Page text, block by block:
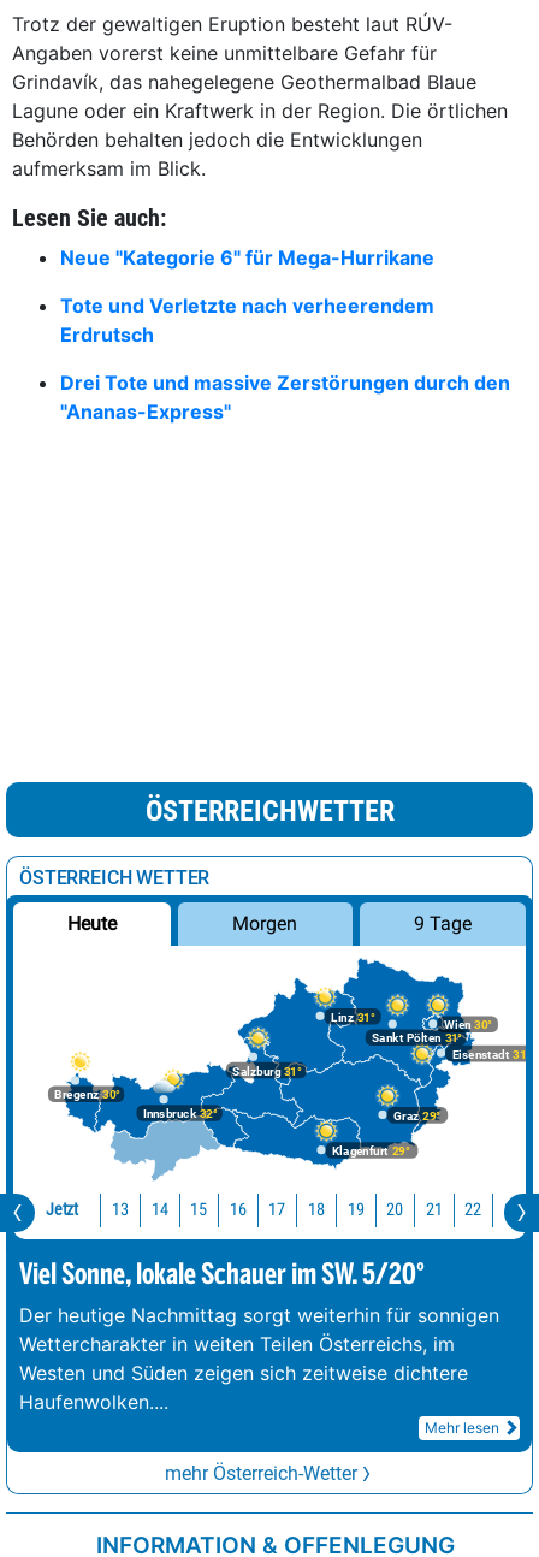
Trotz der gewaltigen Eruption besteht laut RÚV-
Angaben vorerst keine unmittelbare Gefahr für
Grindavík, das nahegelegene Geothermalbad Blaue
Lagune oder ein Kraftwerk in der Region. Die örtlichen
Behörden behalten jedoch die Entwicklungen
aufmerksam im Blick.
Lesen Sie auch:
Neue "Kategorie 6" für Mega-Hurrikane
Tote und Verletzte nach verheerendem
Erdrutsch
Drei Tote und massive Zerstörungen durch den
"Ananas-Express"
ÖSTERREICHWETTER
ÖSTERREICH WETTER
Heute Morgen 9 Tage
Bregenz30°
Graz29°
Innsbruck32°
Klagenfurt 29°
Linz31°
Salzburg31°
Wien 30°
Eisenstadt 31°
Sankt Pölten 31°
Jetzt 13 14 15 16 17 18 19 20 21 22 23
Viel Sonne, lokale Schauer im SW. 5/20°
Der heutige Nachmittag sorgt weiterhin für sonnigen
Wettercharakter in weiten Teilen Österreichs, im
Westen und Süden zeigen sich zeitweise dichtere
Haufenwolken....
Mehr lesen
mehr Österreich-Wetter
INFORMATION & OFFENLEGUNG